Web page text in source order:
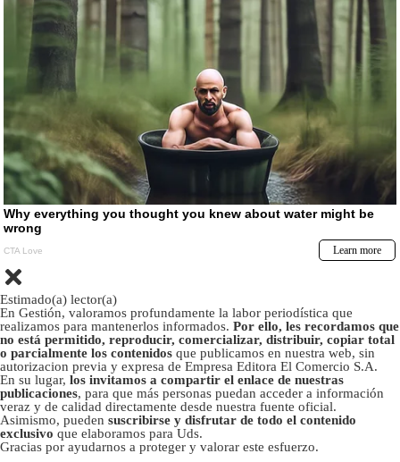
Estimado(a) lector(a)
En Gestión, valoramos profundamente la labor periodística que
realizamos para mantenerlos informados. Por ello, les recordamos que
no está permitido, reproducir, comercializar, distribuir, copiar total
o parcialmente los contenidos que publicamos en nuestra web, sin
autorizacion previa y expresa de Empresa Editora El Comercio S.A.
En su lugar, los invitamos a compartir el enlace de nuestras
publicaciones, para que más personas puedan acceder a información
veraz y de calidad directamente desde nuestra fuente oficial.
Asimismo, pueden suscribirse y disfrutar de todo el contenido
exclusivo que elaboramos para Uds.
Gracias por ayudarnos a proteger y valorar este esfuerzo.